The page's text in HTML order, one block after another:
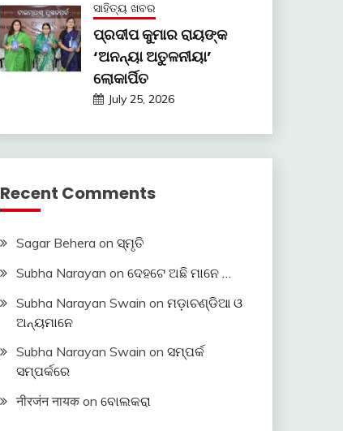
ସାହିତ୍ୟ ଖବର
ପ୍ରଦୀପ କୁମାର ରାୟଙ୍କ
‘ଅନନ୍ୟା ଅତୁଳନୀୟା’
ଲୋକାର୍ପିତ
July 25, 2026
Recent Comments
Sagar Behera on ସ୍ମୃତି
Subha Narayan on ଦେହଟେ ଅଛି ମାନେ …
Subha Narayan Swain on ମଡ଼ାଚଣ୍ଡିଆ ଓ
ଅନ୍ୟମାନେ
Subha Narayan Swain on ସମ୍ପର୍କ
ସମ୍ପର୍କରେ
नीरजंन नायकon ବୋଲକରା